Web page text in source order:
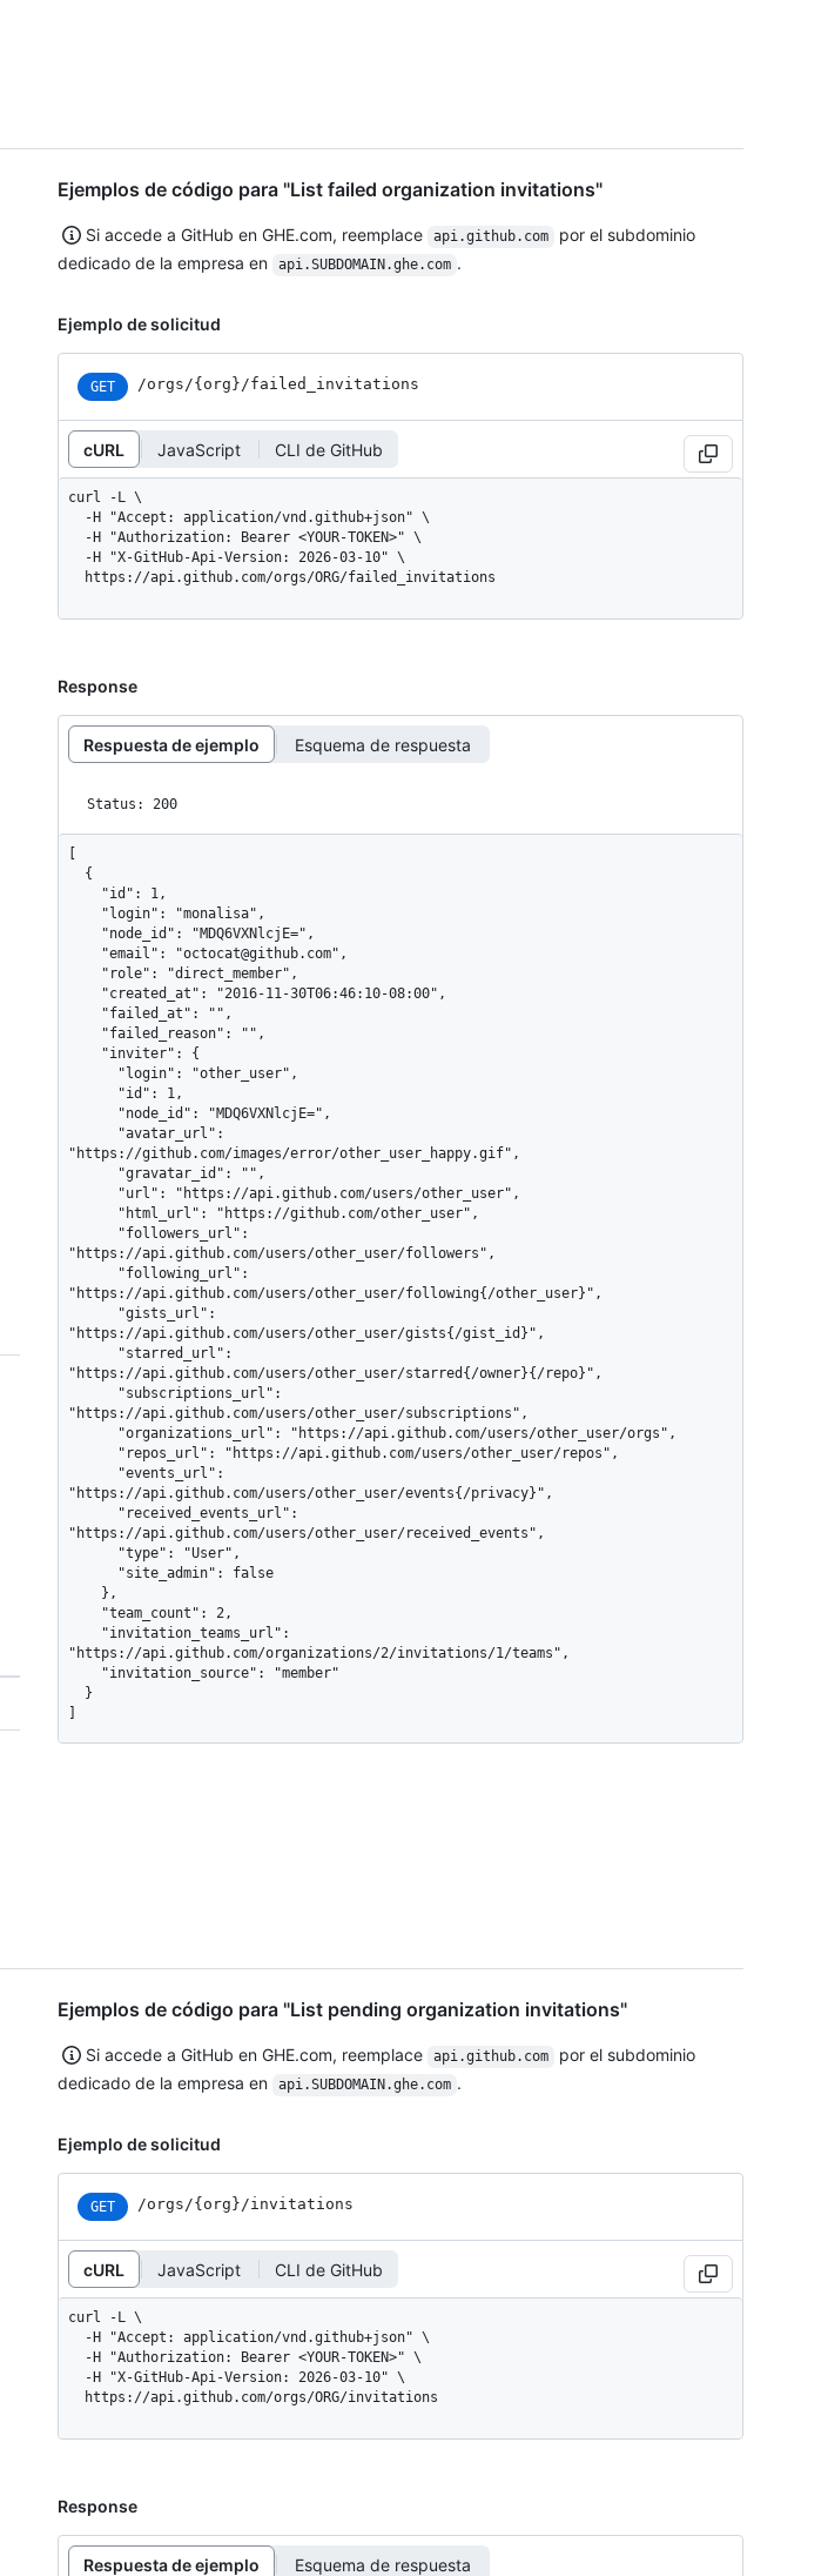
Ejemplos de código para "List failed organization invitations"
Si accede a GitHub en GHE.com, reemplace api.github.com
por el subdominio
dedicado de la empresa en
api.SUBDOMAIN.ghe.com .
Ejemplo de solicitud
GET /orgs/{org}/failed_ invitations
cURL JavaScript CLI de GitHub
curl -L \
  https://api.github.com/orgs/ORG/failed_invitations
Response
Respuesta de ejemplo Esquema de respuesta
Status: 200
"https://github.com/images/error/other_user_happy.gif",
"https://api.github.com/users/other_user/followers",
"https://api.github.com/users/other_user/following{/other_user}",
"https://api.github.com/users/other_user/gists{/gist_id}",
"https://api.github.com/users/other_user/starred{/owner}{/repo}",
"https://api.github.com/users/other_user/subscriptions",
"https://api.github.com/users/other_user/events{/privacy}",
"https://api.github.com/users/other_user/received_events",
"https://api.github.com/organizations/2/invitations/1/teams",
Ejemplos de código para "List pending organization invitations"
Si accede a GitHub en GHE.com, reemplace api.github.com
por el subdominio
dedicado de la empresa en
api.SUBDOMAIN.ghe.com .
Ejemplo de solicitud
GET /orgs/{org}/invitations
cURL JavaScript CLI de GitHub
curl -L \
  https://api.github.com/orgs/ORG/invitations
Response
Respuesta de ejemplo Esquema de respuesta